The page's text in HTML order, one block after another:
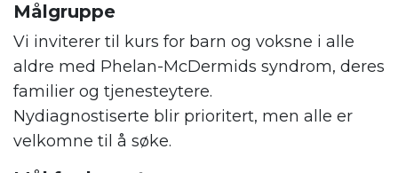
Målgruppe
Vi inviterer til kurs for barn og voksne i alle
aldre med Phelan-McDermids syndrom, deres
familier og tjenesteytere.
Nydiagnostiserte blir prioritert, men alle er
velkomne til å søke.